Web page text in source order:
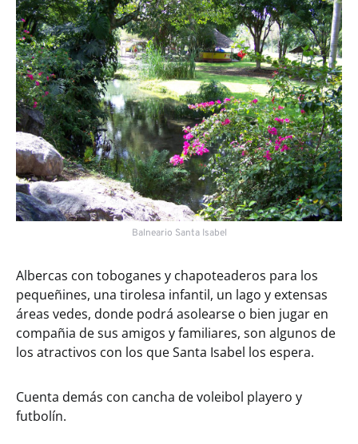
Balneario Santa Isabel
Albercas con toboganes y chapoteaderos para los
pequeñines, una tirolesa infantil, un lago y extensas
áreas vedes, donde podrá asolearse o bien jugar en
compañia de sus amigos y familiares, son algunos de
los atractivos con los que Santa Isabel los espera.
Cuenta demás con cancha de voleibol playero y
futbolín.